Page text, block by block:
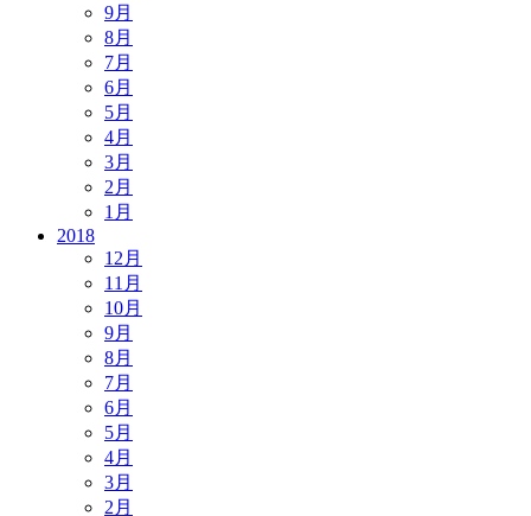
9月
8月
7月
6月
5月
4月
3月
2月
1月
2018
12月
11月
10月
9月
8月
7月
6月
5月
4月
3月
2月